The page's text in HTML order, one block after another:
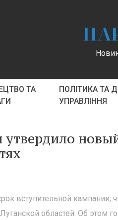
ТА
ПОЛІТИКА ТА
УПРАВЛІННЯ
утвердило
вступительной кампании,
областей. Об этом